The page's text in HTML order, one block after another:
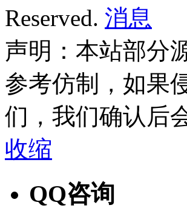
Reserved.
声明：本站部分
参考仿制，如果
们，我们确认后
收缩
QQ咨询